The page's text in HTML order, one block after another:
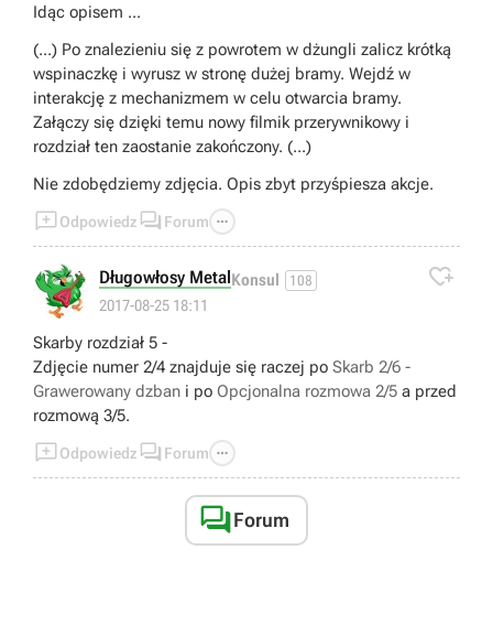
Idąc opisem ...
(...) Po znalezieniu się z powrotem w dżungli zalicz krótką
wspinaczkę i wyrusz w stronę dużej bramy. Wejdź w
interakcję z mechanizmem w celu otwarcia bramy.
Załączy się dzięki temu nowy filmik przerywnikowy i
rozdział ten zaostanie zakończony. (...)
Nie zdobędziemy zdjęcia. Opis zbyt przyśpiesza akcje.
Odpowiedz  Forum 
Długowłosy Metal Konsul 108
2017-08-25 18:11

Skarby rozdział 5 -
Zdjęcie numer 2/4 znajduje się raczej po Skarb 2/6 -
Grawerowany dzban i po Opcjonalna rozmowa 2/5 a przed
rozmową 3/5.
Odpowiedz  Forum 
Forum